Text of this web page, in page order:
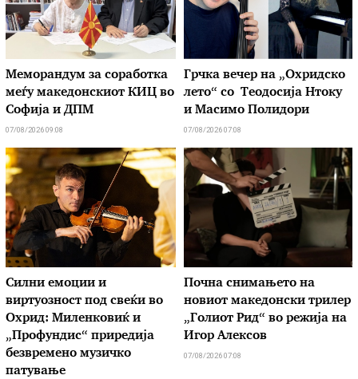
Меморандум за соработка
меѓу македонскиот КИЦ во
Софија и ДПМ
07/08/2026 09:08
Грчка вечер на „Охридско
лето“ со Теодосија Нтоку
и Масимо Полидори
07/08/2026 07:08
Силни емоции и
виртуозност под свеќи во
Охрид: Миленковиќ и
„Профундис“ приредија
безвремено музичко
патување
Почна снимањето на
новиот македонски трилер
„Голиот Рид“ во режија на
Игор Алексов
07/08/2026 07:08